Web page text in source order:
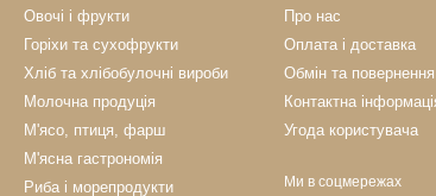
Овочі і фрукти
Горіхи та сухофрукти
Хліб та хлібобулочні вироби
Молочна продуція
М'ясо, птиця, фарш
М'ясна гастрономія
Риба і морепродукти
Про нас
Оплата і доставка
Обмін та повернення
Контактна
Угода користувача
Ми в соцмережах